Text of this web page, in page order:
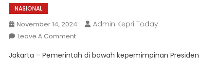
NASIONAL
November 14, 2024 Admin Kepri Today
Leave A CommentOn
Jakarta – Pemerintah di bawah kepemimpinan Presiden